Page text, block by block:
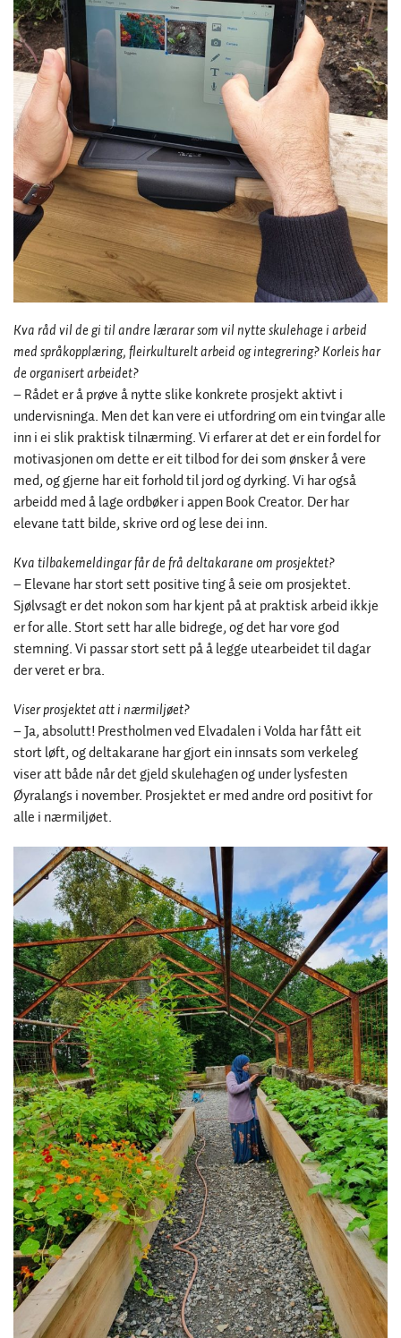
Kva råd vil de gi til andre lærarar som vil nytte skulehage i arbeid
med språkopplæring, fleirkulturelt arbeid og integrering? Korleis har
de organisert arbeidet?
– Rådet er å prøve å nytte slike konkrete prosjekt aktivt i
undervisninga. Men det kan vere ei utfordring om ein tvingar alle
inn i ei slik praktisk tilnærming. Vi erfarer at det er ein fordel for
motivasjonen om dette er eit tilbod for dei som ønsker å vere
med, og gjerne har eit forhold til jord og dyrking. Vi har også
arbeidd med å lage ordbøker i appen Book Creator. Der har
elevane tatt bilde, skrive ord og lese dei inn.
Kva tilbakemeldingar får de frå deltakarane om prosjektet?
– Elevane har stort sett positive ting å seie om prosjektet.
Sjølvsagt er det nokon som har kjent på at praktisk arbeid ikkje
er for alle. Stort sett har alle bidrege, og det har vore god
stemning. Vi passar stort sett på å legge utearbeidet til dagar
der veret er bra.
Viser prosjektet att i nærmiljøet?
– Ja, absolutt! Prestholmen ved Elvadalen i Volda har fått eit
stort løft, og deltakarane har gjort ein innsats som verkeleg
viser att både når det gjeld skulehagen og under lysfesten
Øyralangs i november. Prosjektet er med andre ord positivt for
alle i nærmiljøet.